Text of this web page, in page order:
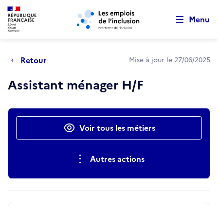
Aller au menu principal Aller au contenu principal
Menu
Retour Mise à jour le 27/06/2025
Assistant ménager H/F
Actions rapidesVoir tous les métiers
Autres actions
Retour au début de la page
Panneau de gestion des cookies